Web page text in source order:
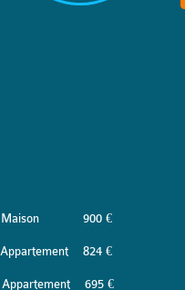
Maison 900 €
Appartement 824 €
Appartement 695 €